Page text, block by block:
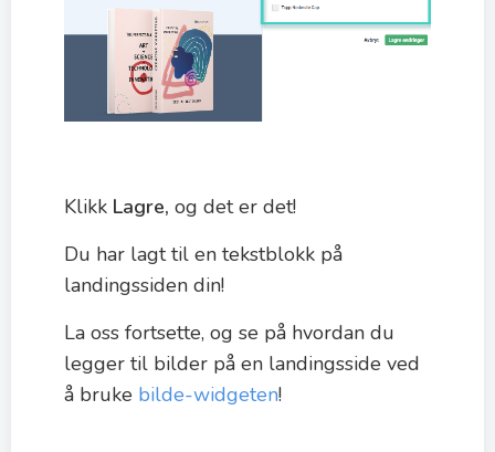
Klikk Lagre, og det er det!
Du har lagt til en tekstblokk på
landingssiden din!
La oss fortsette, og se på hvordan du
legger til bilder på en landingsside ved
å bruke bilde-widgeten!